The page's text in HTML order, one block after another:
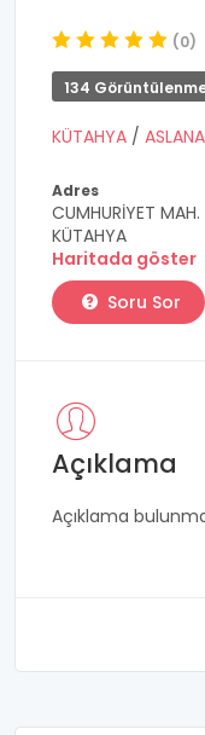
(0)
134
KÜTAHYA /
Adres
CUMHURİYET
KÜTAHYA
Haritada göster
Soru Sor
Açıklama
Açıklama